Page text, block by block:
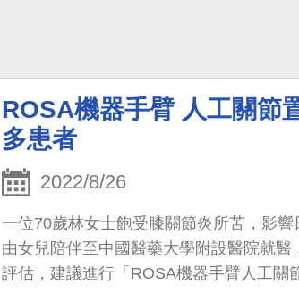
ROSA機器手臂 人工關節
多患者
2022/8/26
一位70歲林女士飽受膝關節炎所苦，影
由女兒陪伴至中國醫藥大學附設醫院就
評估，建議進行「ROSA機器手臂人工關